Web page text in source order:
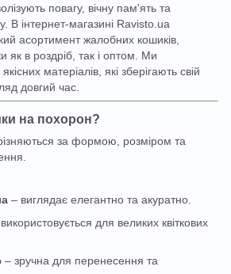
повагу, вічну пам'ять та
В інтернет-магазині Ravisto.ua
асортимент жалобних кошиків,
як в роздріб, так і оптом. Ми
матеріалів, які зберігають свій
довгий час.
на похорон?
за формою, розміром та
– виглядає елегантно та акуратно.
для великих квіткових
– зручна для перенесення та